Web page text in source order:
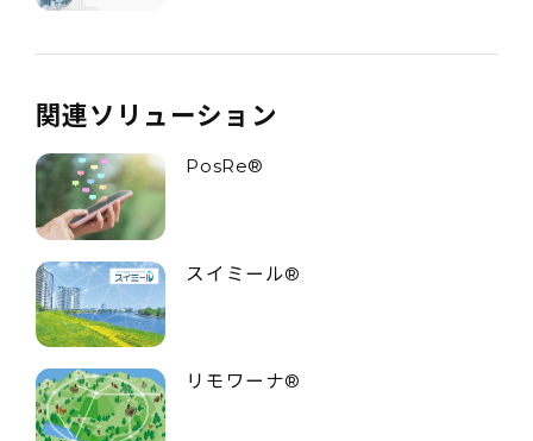
関連ソリューション
PosRe®
スイミール®
リモワーナ®